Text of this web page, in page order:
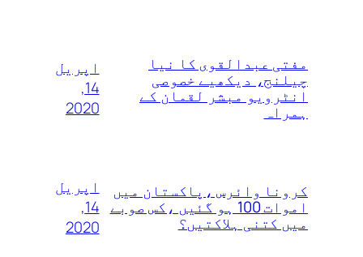
مفتی عبدالقوی کا نیا
چیلنج، دیکھیے خصوصی
انٹرویو مبشر لقمان کے
ہمراہ
اپریل
14,
2020
کرونا وائرس ،پاکستان میں
اموات 100 ہو گئیں ،کس صوبے
میں کتنی ہلاکتیں؟
اپریل
14,
2020